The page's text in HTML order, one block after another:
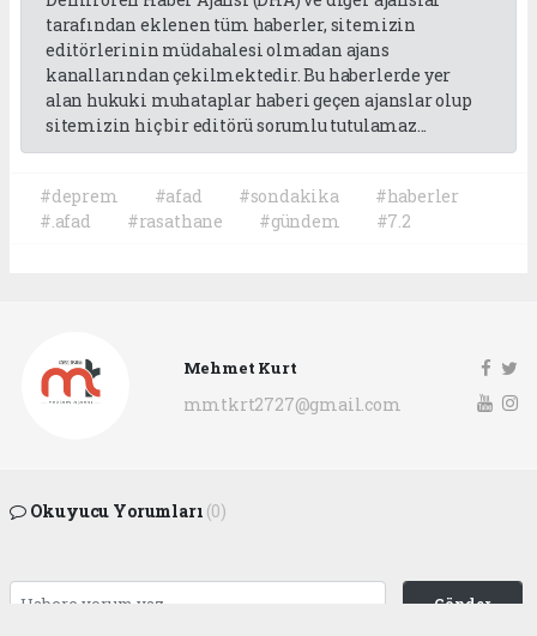
tarafından eklenen tüm haberler, sitemizin
editörlerinin müdahalesi olmadan ajans
kanallarından çekilmektedir. Bu haberlerde yer
alan hukuki muhataplar haberi geçen ajanslar olup
sitemizin hiç bir editörü sorumlu tutulamaz...
#deprem #afad #sondakika
#haberler
#.afad
#rasathane #gündem #7.2
Mehmet Kurt
mmtkrt2727@gmail.com
Okuyucu Yorumları (0)
Gönder